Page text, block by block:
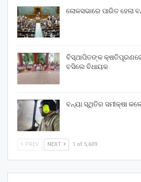
ଲୋକସଭାରେ ପାରିତ ହେଲା
ବିସ୍ଥାପିତଙ୍କ
ବସିଲେ ବିଧାୟକ
ବନ୍ୟା ସ୍ଥିତିର ସମୀକ୍ଷା
PREV NEXT 1 of 5,609